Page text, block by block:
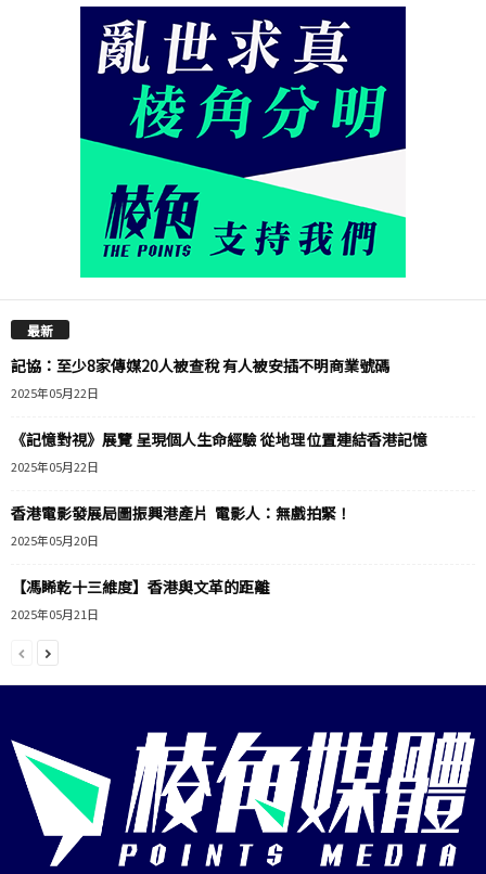
最新
記協：至少8家傳媒20人被查稅 有人被安插不明商業號碼
2025年05月22日
《記憶對視》展覽 呈現個人生命經驗 從地理位置連結香港記憶
2025年05月22日
香港電影發展局圖振興港產片 電影人：無戲拍緊！
2025年05月20日
【馮睎乾十三維度】香港與文革的距離
2025年05月21日